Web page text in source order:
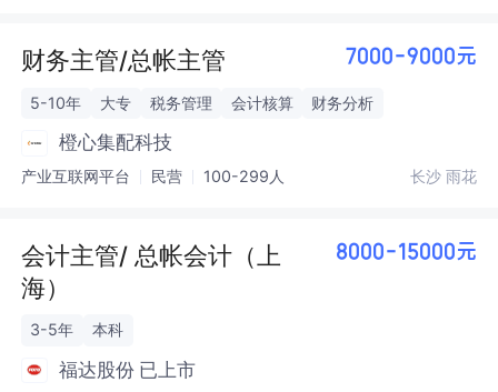
财务主管/总帐主管 7000-9000元
5-10年 大专 税务管理 会计核算 财务分析
橙心集配科技
产业互联网平台 民营 100-299人 长沙 雨花
会计主管/ 总帐会计（上
海）
8000-15000元
3-5年 本科
福达股份 已上市